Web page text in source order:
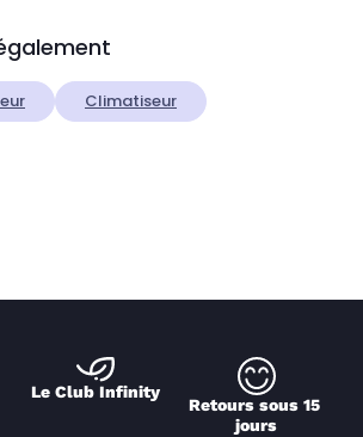
Climatiseur
Le Club Infinity
Retours sous 15
jours